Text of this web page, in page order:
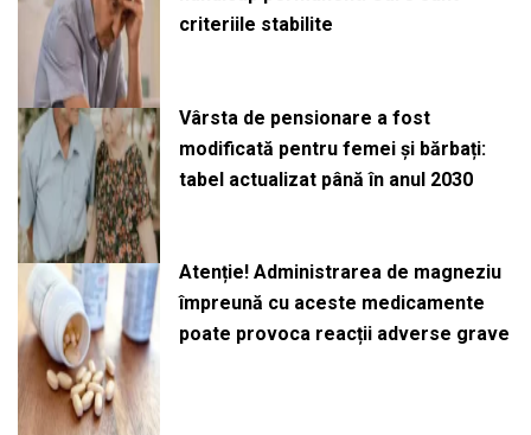
criteriile stabilite
Vârsta de pensionare a fost
modificată pentru femei și bărbați:
tabel actualizat până în anul 2030
Atenție! Administrarea de magneziu
împreună cu aceste medicamente
poate provoca reacții adverse grave